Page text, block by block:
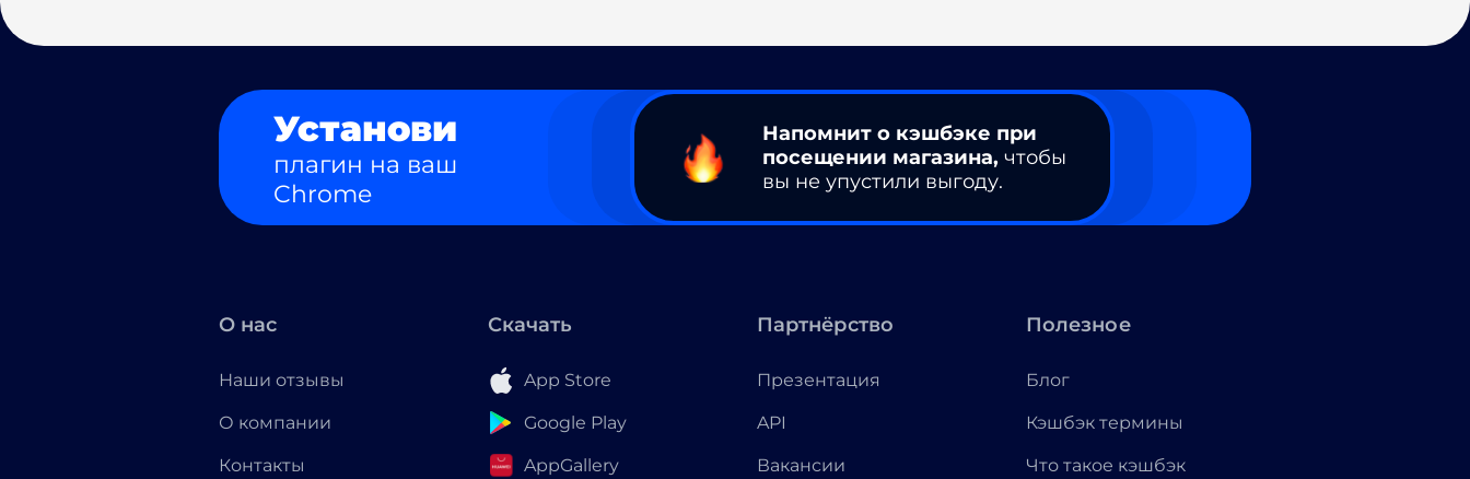
Установи
плагин на ваш
Chrome
Напомнит о кэшбэке при
посещении магазина, чтобы
вы не упустили выгоду.
О нас
Наши отзывы
О компании
Контакты
Скачать
App Store
Google Play
AppGallery
Партнёрство
Презентация
API
Вакансии
Полезное
Блог
Кэшбэк термины
Что такое кэшбэк